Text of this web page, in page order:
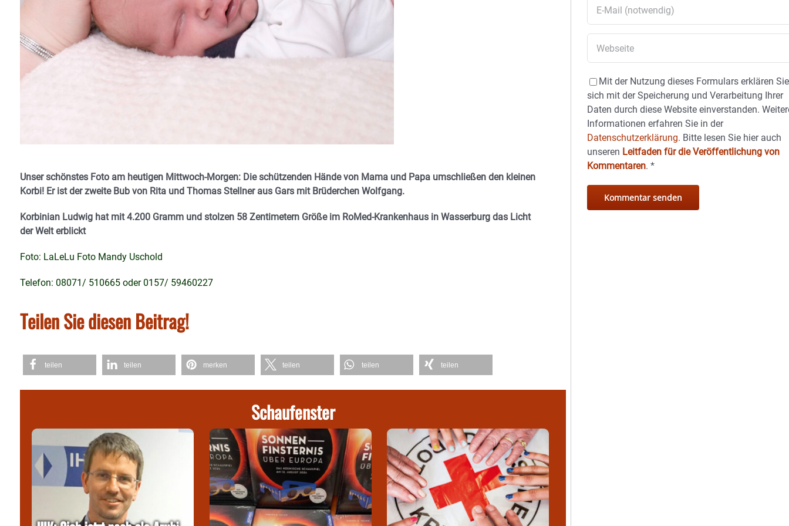
Unser schönstes Foto am heutigen Mittwoch-Morgen: Die schützenden Hände von Mama und Papa umschließen den kleinen
Korbi! Er ist der zweite Bub von Rita und Thomas Stellner aus Gars mit Brüderchen Wolfgang.
Korbinian Ludwig hat mit 4.200 Gramm und stolzen 58 Zentimetern Größe im RoMed-Krankenhaus in Wasserburg das Licht
der Welt erblickt
Foto: LaLeLu Foto Mandy Uschold
Telefon: 08071/ 510665 oder 0157/ 59460227
Teilen Sie diesen Beitrag!
teilen teilen merken teilen teilen teilen
Schaufenster
Mit der Nutzung dieses Formulars erklären Sie
sich mit der Speicherung und Verarbeitung Ihrer
Daten durch diese Website einverstanden.
Informationen erfahren Sie in der
Datenschutzerklärung. Bitte lesen Sie hier auch
unseren Leitfaden für die Veröffentlichung von
Kommentaren.*